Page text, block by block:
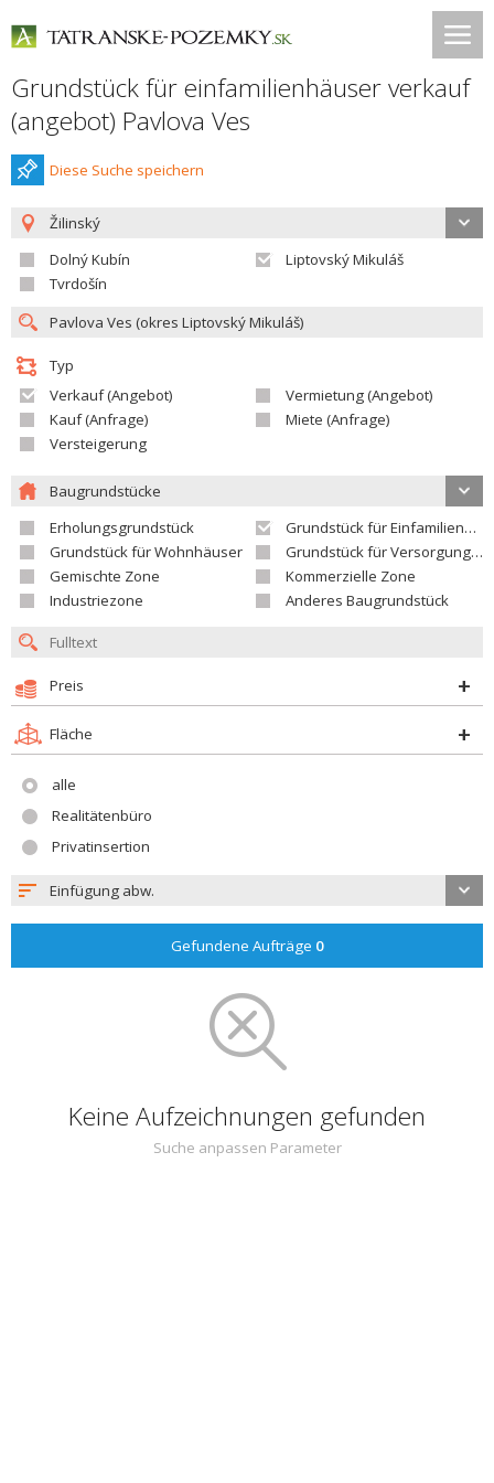
Grundstück für einfamilienhäuser verkauf
(angebot) Pavlova Ves
Diese Suche speichern
Žilinský
Dolný Kubín
Liptovský Mikuláš
Tvrdošín
Typ
Verkauf (Angebot)
Vermietung (Angebot)
Kauf (Anfrage)
Miete (Anfrage)
Versteigerung
Baugrundstücke
Erholungsgrundstück
Grundstück für Einfamilienhäuser
Grundstück für Wohnhäuser
Grundstück für Versorgungseinrichtungen
Gemischte Zone
Kommerzielle Zone
Industriezone
Anderes Baugrundstück
Preis
Fläche
alle
Realitätenbüro
Privatinsertion
Einfügung abw.
Gefundene Aufträge 0
Keine Aufzeichnungen gefunden
Suche anpassen Parameter